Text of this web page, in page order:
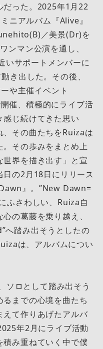
だった。2025年1月22
ニアルバム『Alive』
／美景(Dr)を
ンマン公演を通し、
いサポートメンバーに
き出した。その後、
や主催イベント
催、積極的にライブ活
じ続けてきた思い
、その曲たちをRuizaは
その歩みをまとめ上
界を描き出す」と宣
の2月18日にリリース
』。”New Dawn=
ふさわしい、Ruiza自
の葛藤を乗り越え、
へ踏み出そうとしたの
は、アルバムについ
ソロとして踏み出そう
までの心境を曲たち
て作りあげたアルバ
年2月にライブ活動
み重ねていく中で僕